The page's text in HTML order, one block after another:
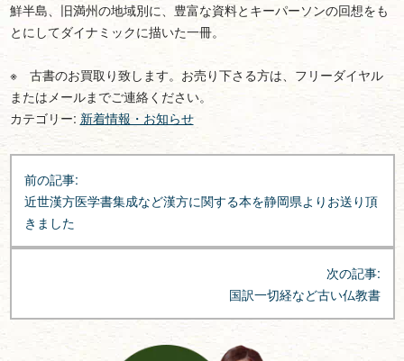
鮮半島、旧満州の地域別に、豊富な資料とキーパーソンの回想をも
とにしてダイナミックに描いた一冊。
※ 古書のお買取り致します。お売り下さる方は、フリーダイヤル
またはメールまでご連絡ください。
カテゴリー: 新着情報・お知らせ
投
稿
ナ
ビ
シ
前の記事:
近世漢方医学書集成など漢方に関する本を静岡県よりお送り頂
きました
次の記事:
国訳一切経など古い仏教書